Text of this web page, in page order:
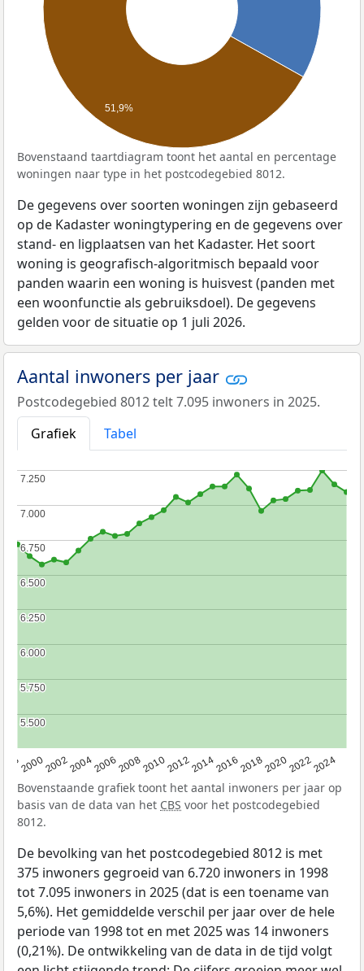
51,9%
Bovenstaand taartdiagram toont het aantal en percentage
woningen naar type in het postcodegebied 8012.
De gegevens over soorten woningen zijn gebaseerd
op de Kadaster woningtypering en de gegevens over
stand- en ligplaatsen van het Kadaster. Het soort
woning is geografisch-algoritmisch bepaald voor
panden waarin een woning is huisvest (panden met
een woonfunctie als gebruiksdoel). De gegevens
gelden voor de situatie op 1 juli 2026.
Aantal inwoners per jaar
Postcodegebied 8012 telt 7.095 inwoners in 2025.
Grafiek
Tabel
2000200220042006200820102012201420162018202020222024
5.500
5.500
5.750
5.750
6.000
6.000
6.250
6.250
6.500
6.500
6.750
6.750
7.000
7.000
7.250
7.250
Bovenstaande grafiek toont het aantal inwoners per jaar op
basis van de data van het CBS voor het postcodegebied
8012.
De bevolking van het postcodegebied 8012 is met
375 inwoners gegroeid van 6.720 inwoners in 1998
tot 7.095 inwoners in 2025 (dat is een toename van
5,6%). Het gemiddelde verschil per jaar over de hele
periode van 1998 tot en met 2025 was 14 inwoners
(0,21%). De ontwikkeling van de data in de tijd volgt